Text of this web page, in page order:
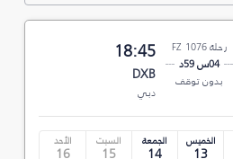
رحلة FZ 1076
04س 59د
بدون توقف
18:45
DXB
دبي
الخميس
13
الجمعة
14
السبت
15
الأحد
16